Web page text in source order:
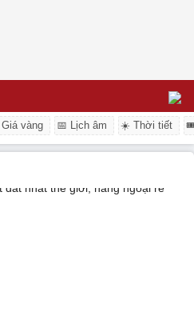
Giá vàng 📅 Lịch âm ☀️ Thời tiết